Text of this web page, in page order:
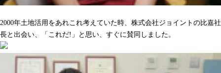
2000年土地活用をあれこれ考えていた時、株式会社ジョイントの比嘉社
長と出会い、「これだ!」と思い、すぐに賛同しました。